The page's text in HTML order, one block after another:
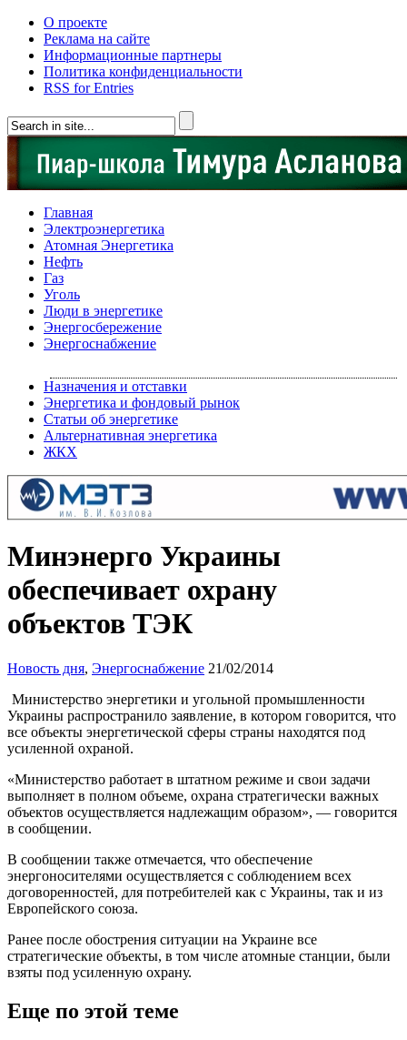
О проекте
Реклама на сайте
Информационные партнеры
Политика конфиденциальности
RSS for Entries
Главная
Электроэнергетика
Атомная Энергетика
Нефть
Газ
Уголь
Люди в энергетике
Энергосбережение
Энергоснабжение
Назначения и отставки
Энергетика и фондовый рынок
Статьи об энергетике
Альтернативная энергетика
ЖКХ
Минэнерго Украины
обеспечивает охрану
объектов ТЭК
Новость дня, Энергоснабжение 21/02/2014
Министерство энергетики и угольной промышленности
Украины распространило заявление, в котором говорится, что
все объекты энергетической сферы страны находятся под
усиленной охраной.
«Министерство работает в штатном режиме и свои задачи
выполняет в полном объеме, охрана стратегически важных
объектов осуществляется надлежащим образом», — говорится
в сообщении.
В сообщении также отмечается, что обеспечение
энергоносителями осуществляется с соблюдением всех
договоренностей, для потребителей как с Украины, так и из
Европейского союза.
Ранее после обострения ситуации на Украине все
стратегические объекты, в том числе атомные станции, были
взяты под усиленную охрану.
Еще по этой теме